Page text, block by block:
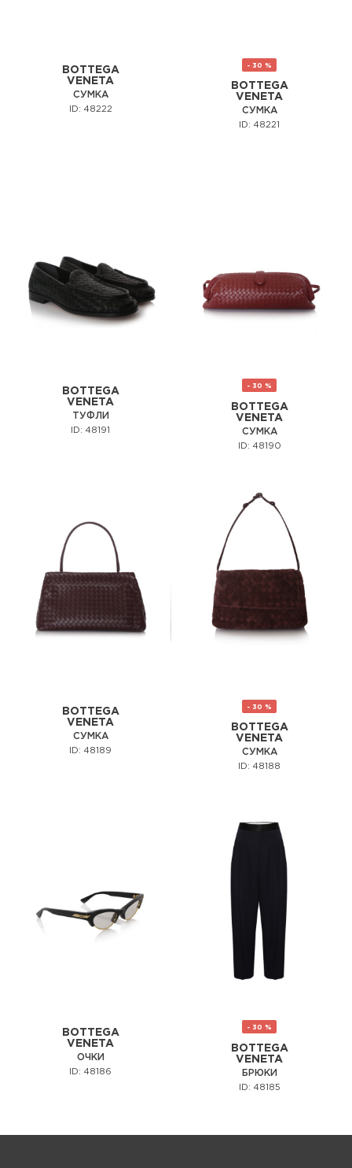
BOTTEGA
VENETA
СУМКА
ID: 48222
- 30 %
BOTTEGA
VENETA
СУМКА
ID: 48221
BOTTEGA
VENETA
ТУФЛИ
ID: 48191
- 30 %
BOTTEGA
VENETA
СУМКА
ID: 48190
BOTTEGA
VENETA
СУМКА
ID: 48189
- 30 %
BOTTEGA
VENETA
СУМКА
ID: 48188
BOTTEGA
VENETA
ОЧКИ
ID: 48186
- 30 %
BOTTEGA
VENETA
БРЮКИ
ID: 48185